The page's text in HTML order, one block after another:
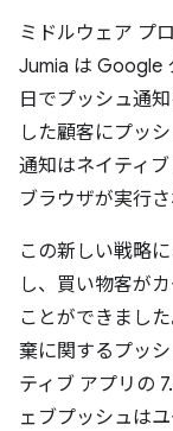
ミドルウェア プ
Jumia は Google
日でプッシュ通
した顧客にプッ
通知はネイティ
ブラウザが実行
この新しい戦略
し、買い物客が
ことができまし
棄に関するプッ
ティブ アプリの
ェブプッシュは